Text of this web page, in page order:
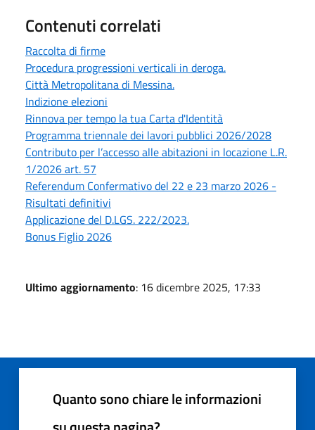
Contenuti correlati
Raccolta di firme
Procedura progressioni verticali in deroga.
Città Metropolitana di Messina.
Indizione elezioni
Rinnova per tempo la tua Carta d'Identità
Programma triennale dei lavori pubblici 2026/2028
Contributo per l’accesso alle abitazioni in locazione L.R.
1/2026 art. 57
Referendum Confermativo del 22 e 23 marzo 2026 -
Risultati definitivi
Applicazione del D.LGS. 222/2023.
Bonus Figlio 2026
Ultimo aggiornamento: 16 dicembre 2025, 17:33
Quanto sono chiare le informazioni